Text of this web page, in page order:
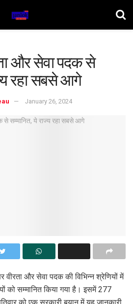
और सेवा पदक से
रहा सबसे आगे
January 26, 2024
वीरता और सेवा पदक की विभिन्न श्रेणियों में
को सम्मानित किया गया है। इसमें 277